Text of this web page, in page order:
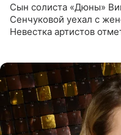
Сын солиста «Дюны»
Сенчуковой уехал с
Невестка артистов